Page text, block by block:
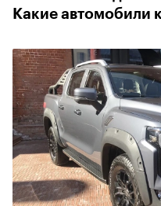
Какие автомобили